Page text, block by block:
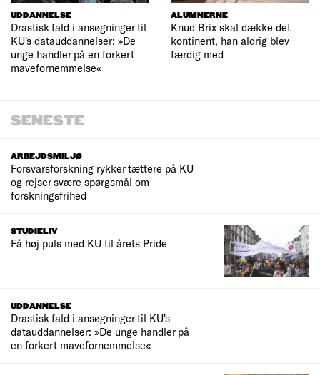
UDDANNELSE
Drastisk fald i ansøgninger til
KU's datauddannelser: »De
unge handler på en forkert
mavefornemmelse«
ALUMNERNE
Knud Brix skal dække det
kontinent, han aldrig blev
færdig med
SENESTE
ARBEJDSMILJØ
Forsvarsforskning rykker tættere på KU
og rejser svære spørgsmål om
forskningsfrihed
STUDIELIV
Få høj puls med KU til årets Pride
UDDANNELSE
Drastisk fald i ansøgninger til KU's
datauddannelser: »De unge handler på
en forkert mavefornemmelse«